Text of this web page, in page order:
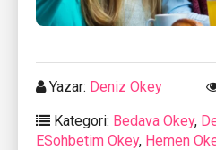
Yazar: Deniz Okey
Kategori: Bedava Okey,
ESohbetim Okey, Hemen